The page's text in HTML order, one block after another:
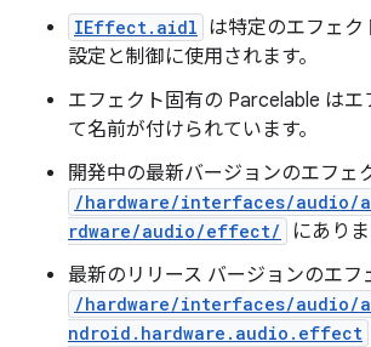
IEffect.aidl は特定のエフェク
設定と制御に使用されます。
エフェクト固有の Parcelable は
て名前が付けられています。
開発中の最新バージョンのエフェ
/hardware/interfaces/audio/
rdware/audio/effect/
にありま
最新のリリース バージョンのエフ
/hardware/interfaces/
ndroid.hardware.audio.effect